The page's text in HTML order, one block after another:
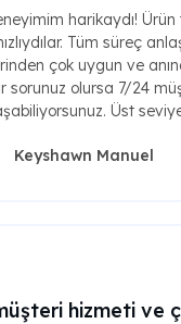
harikaydı!
Tüm süreç
çok uygun ve
sorunuz olursa 7/24
Üst
Keyshawn Manuel
hizmeti ve